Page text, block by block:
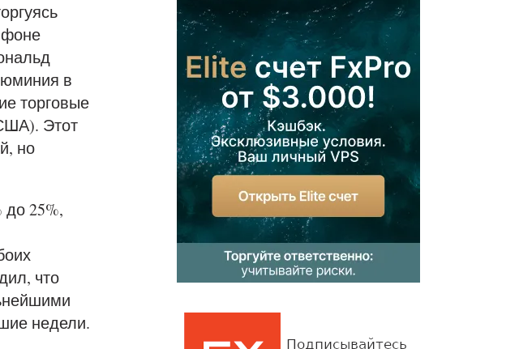
фоне
в
торговые
Этот
но
25%,
что
недели.